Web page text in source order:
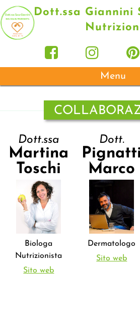
Dott.ssa Giannini
Menu
Dott.ssa
Martina
Toschi
Biologa
Nutrizionista
Sito web
Dott.
Pignatti
Marco
Dermatologo
Sito web